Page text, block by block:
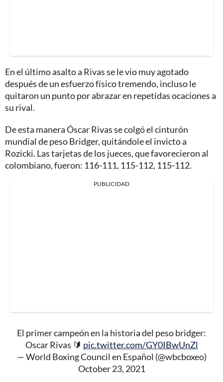
En el último asalto a Rivas se le vio muy agotado
después de un esfuerzo físico tremendo, incluso le
quitaron un punto por abrazar en repetidas ocaciones a
su rival.
De esta manera Óscar Rivas se colgó el cinturón
mundial de peso Bridger, quitándole el invicto a
Rozicki. Las tarjetas de los jueces, que favorecieron al
colombiano, fueron: 116-111, 115-112, 115-112.
PUBLICIDAD
El primer campeón en la historia del peso bridger:
Oscar Rivas 🔰 pic.twitter.com/GY0IBwUnZl
— World Boxing Council en Español (@wbcboxeo)
October 23, 2021